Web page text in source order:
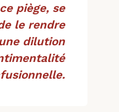
piège, se
le rendre
dilution